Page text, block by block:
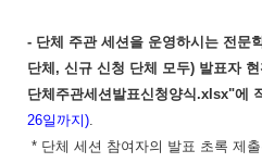
- 단체 주관 세션을 운영하시는 전문
단체, 신규 신청 단체 모두) 발표자
단체주관세션발표신청양식.xlsx"에
26일까지).
* 단체 세션 참여자의 발표 초록 제